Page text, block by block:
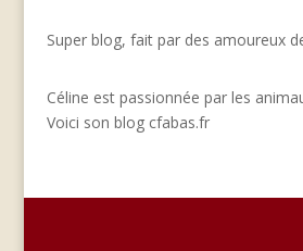
Super blog, fait par des amoureux
Céline est passionnée par les
Voici son blog cfabas.fr